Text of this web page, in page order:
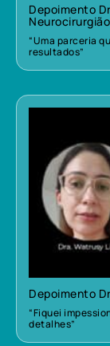
Depoimento
Neurocirurgião
“Uma parceria
resultados”
Depoimento
“Fiquei
detalhes”